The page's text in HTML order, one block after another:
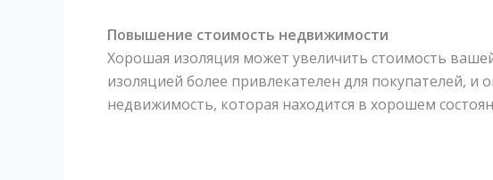
Повышение стоимость недвижимости
Хорошая изоляция может увеличить стоимость
изоляцией более привлекателен для покупателей, и
недвижимость, которая находится в хорошем